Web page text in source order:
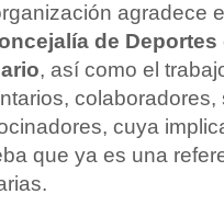
agradece
de
, así como el
cuya
que ya es una